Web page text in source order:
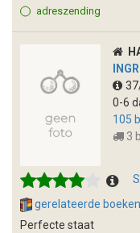
adreszending
0-6
105
3
gerelateerde boeken
Perfecte staat